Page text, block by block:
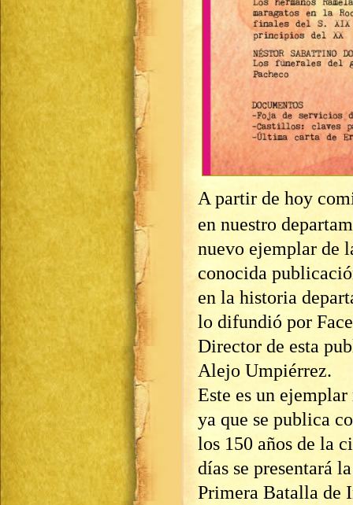
A partir de hoy
en nuestro
nuevo ejemplar de
conocida
en la historia
lo difundió por
Director de esta
Alejo Umpiérrez.
Este es un
ya que se publica
los 150 años de la
días se presentará
Primera Batalla de